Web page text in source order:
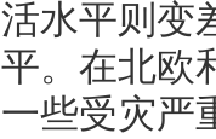
活水平则变
平。在北欧
一些受灾严